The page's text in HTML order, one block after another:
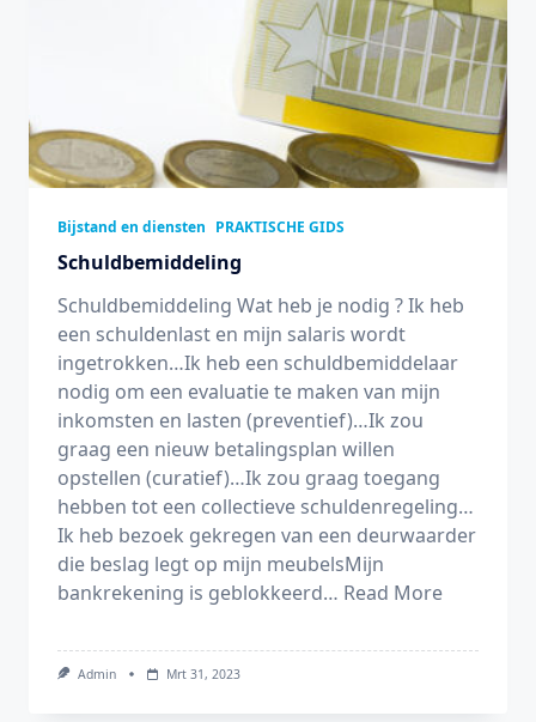
Bijstand en diensten PRAKTISCHE GIDS
Schuldbemiddeling
Schuldbemiddeling Wat heb je nodig ? Ik heb
een schuldenlast en mijn salaris wordt
ingetrokken…Ik heb een schuldbemiddelaar
nodig om een evaluatie te maken van mijn
inkomsten en lasten (preventief)…Ik zou
graag een nieuw betalingsplan willen
opstellen (curatief)…Ik zou graag toegang
hebben tot een collectieve schuldenregeling…
Ik heb bezoek gekregen van een deurwaarder
die beslag legt op mijn meubelsMijn
bankrekening is geblokkeerd… Read More
Admin Mrt 31, 2023